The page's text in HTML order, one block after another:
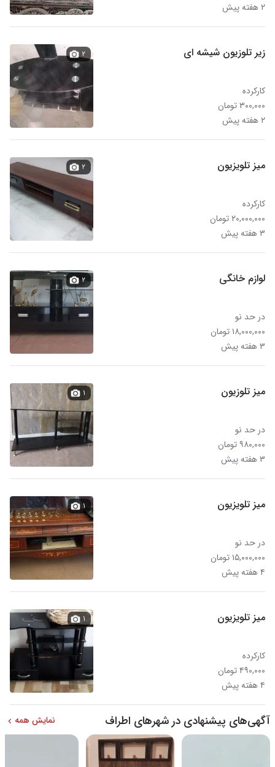
۲ هفته پیش
زیر تلوزیون شیشه ای
کارکرده
۳۰۰,۰۰۰ تومان
۲ هفته پیش
۲
میز تلویزیون
کارکرده
۲۰,۰۰۰,۰۰۰ تومان
۳ هفته پیش
۲
لوازم خانگی
در حد نو
۱۸,۰۰۰,۰۰۰ تومان
۳ هفته پیش
۲
میز تلوزیون
در حد نو
۹۸۰,۰۰۰ تومان
۳ هفته پیش
۱
میز تلویزیون
در حد نو
۱۵,۰۰۰,۰۰۰ تومان
۴ هفته پیش
۱
میز تلویزیون
کارکرده
۴۹۰,۰۰۰ تومان
۴ هفته پیش
۱
آگهی‌های پیشنهادی در شهرهای اطراف نمایش همه